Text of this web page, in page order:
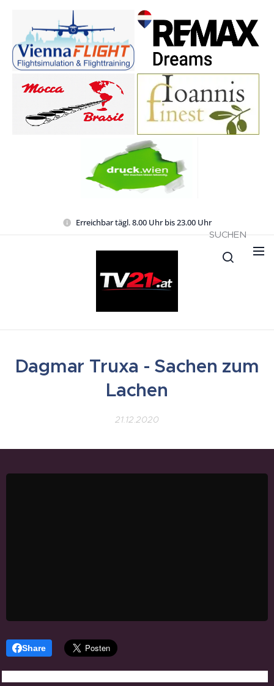
Erreichbar tägl. 8.00 Uhr bis 23.00 Uhr
SUCHEN
Dagmar Truxa - Sachen zum
Lachen
21.12.2020
Share